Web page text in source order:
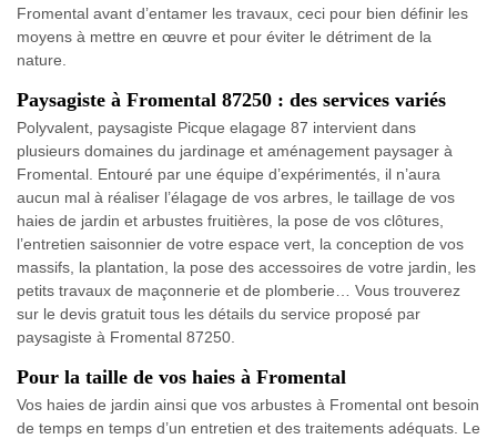
Fromental avant d’entamer les travaux, ceci pour bien définir les
moyens à mettre en œuvre et pour éviter le détriment de la
nature.
Paysagiste à Fromental 87250 : des services variés
Polyvalent, paysagiste Picque elagage 87 intervient dans
plusieurs domaines du jardinage et aménagement paysager à
Fromental. Entouré par une équipe d’expérimentés, il n’aura
aucun mal à réaliser l’élagage de vos arbres, le taillage de vos
haies de jardin et arbustes fruitières, la pose de vos clôtures,
l’entretien saisonnier de votre espace vert, la conception de vos
massifs, la plantation, la pose des accessoires de votre jardin, les
petits travaux de maçonnerie et de plomberie… Vous trouverez
sur le devis gratuit tous les détails du service proposé par
paysagiste à Fromental 87250.
Pour la taille de vos haies à Fromental
Vos haies de jardin ainsi que vos arbustes à Fromental ont besoin
de temps en temps d’un entretien et des traitements adéquats. Le